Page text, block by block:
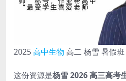
2025高中生物 高二 杨雪 暑假
这份资源是杨雪 2026 高三高考